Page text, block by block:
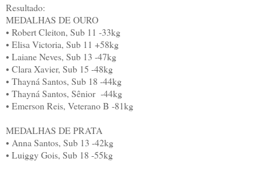
Resultado:
MEDALHAS DE OURO
• Robert Cleiton, Sub 11 -33kg
• Elisa Victoria, Sub 11 +58kg
• Laiane Neves, Sub 13 -47kg
• Clara Xavier, Sub 15 -48kg
• Thayná Santos, Sub 18 -44kg
• Thayná Santos, Sênior -44kg
• Emerson Reis, Veterano B -81kg
MEDALHAS DE PRATA
• Anna Santos, Sub 13 -42kg
• Luiggy Gois, Sub 18 -55kg